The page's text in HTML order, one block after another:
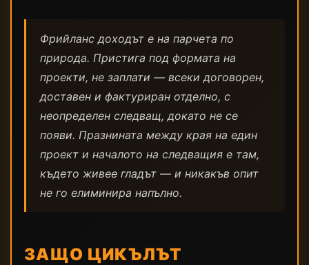
Фрийланс доходът е на парчета по
природа. Пристига под формата на
проекти, не заплати — всеки договорен,
доставен и фактуриран отделно, с
неопределен следващ, докато не се
появи. Празнината между края на един
проект и началото на следващия е там,
където живее гладът — и никакъв опит
не го елиминира напълно.
ЗАЩО ЦИКЪЛЪТ